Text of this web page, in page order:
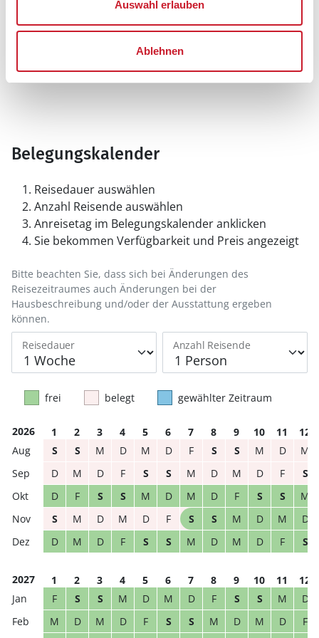
Auswahl erlauben
Ablehnen
Belegungskalender
Reisedauer auswählen
Anzahl Reisende auswählen
Anreisetag im Belegungskalender anklicken
Sie bekommen Verfügbarkeit und Preis angezeigt
Reisedauer Anzahl Reisende
Bitte beachten Sie, dass sich bei Änderungen des
Reisezeitraumes auch Änderungen bei der
Hausbeschreibung und/oder der Ausstattung ergeben
können.
frei belegt gewählter Zeitraum
2026 1 2 3 4 5 6 7 8 9 10 11
12
S
S M D M D F S S M D
M
D
M D F S S M D M D F
S
D
F S S M D M D F S S
M
S
M D M D F S S M D M
D
D
M D F S S M D M D F S
2027 1 2 3 4 5 6 7 8 9 10 11
12
F
S S M D M D F S S M
D
M
D M D F S S M D M D
F